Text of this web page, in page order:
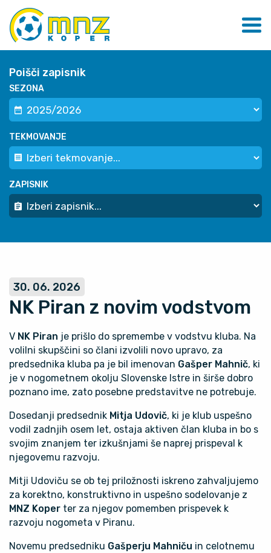
Poišči zapisnik
SEZONA
TEKMOVANJE
ZAPISNIK
30. 06. 2026
NK Piran z novim vodstvom
V NK Piran je prišlo do spremembe v vodstvu kluba. Na
volilni skupščini so člani izvolili novo upravo, za
predsednika kluba pa je bil imenovan Gašper Mahnič, ki
je v nogometnem okolju Slovenske Istre in širše dobro
poznano ime, zato posebne predstavitve ne potrebuje.
Dosedanji predsednik Mitja Udovič, ki je klub uspešno
vodil zadnjih osem let, ostaja aktiven član kluba in bo s
svojim znanjem ter izkušnjami še naprej prispeval k
njegovemu razvoju.
Mitji Udoviču se ob tej priložnosti iskreno zahvaljujemo
za korektno, konstruktivno in uspešno sodelovanje z
MNZ Koper ter za njegov pomemben prispevek k
razvoju nogometa v Piranu.
Novemu predsedniku Gašperju Mahniču in celotnemu